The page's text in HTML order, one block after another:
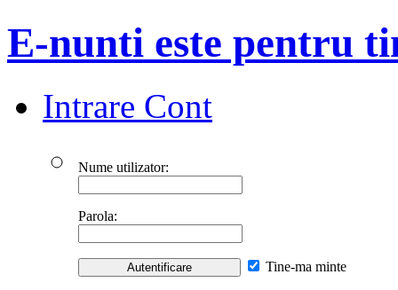
E-nunti este pentru
Intrare Cont
Nume utilizator:
Parola:
Tine-ma minte